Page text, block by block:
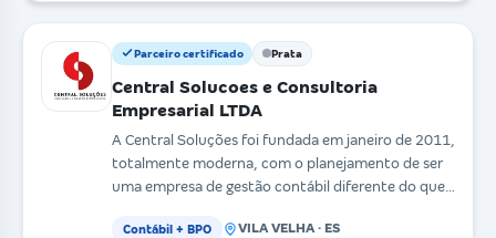
Parceiro certificado Prata
Central Solucoes e Consultoria
Empresarial LTDA
A Central Soluções foi fundada em janeiro de 2011,
totalmente moderna, com o planejamento de ser
uma empresa de gestão contábil diferente do que
Contábil + BPO VILA VELHA · ES